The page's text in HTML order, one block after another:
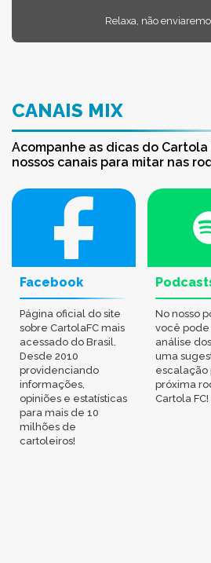
Relaxa, não
CANAIS MIX
Acompanhe as dicas do Cartola
nossos canais para mitar nas
Facebook
Página oficial do site
sobre CartolaFC mais
acessado do Brasil.
Desde 2010
providenciando
informações,
opiniões e estatísticas
para mais de 10
milhões de
cartoleiros!
No nosso
você pode
análise
uma
escalação
próxima
Cartola FC!